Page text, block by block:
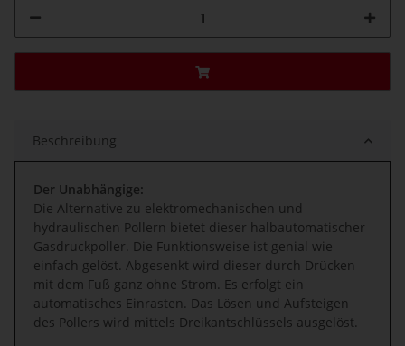
Beschreibung
Der Unabhängige:
Die Alternative zu elektromechanischen und
hydraulischen Pollern bietet dieser halbautomatischer
Gasdruckpoller. Die Funktionsweise ist genial wie
einfach gelöst. Abgesenkt wird dieser durch Drücken
mit dem Fuß ganz ohne Strom. Es erfolgt ein
automatisches Einrasten. Das Lösen und Aufsteigen
des Pollers wird mittels Dreikantschlüssels ausgelöst.